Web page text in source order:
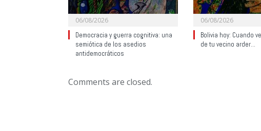
06/08/2026
Democracia y guerra cognitiva: una
semiótica de los asedios
antidemocráticos
06/08/2026
Bolivia hoy: Cuando
de tu vecino arder…
Comments are closed.